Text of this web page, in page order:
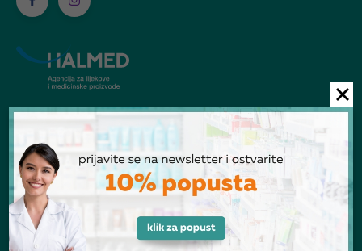
© Ljekarna Talan 2026